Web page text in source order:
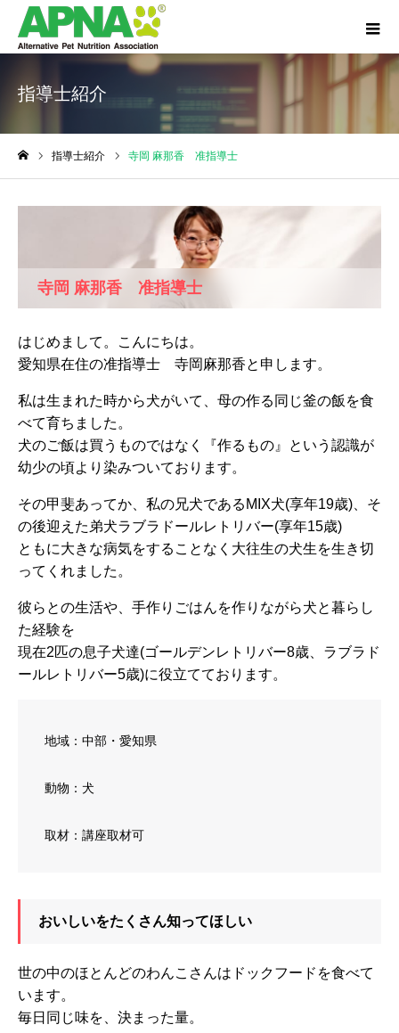
指導士紹介
指導士紹介 寺岡 麻那香 准指導士
寺岡 麻那香 准指導士
はじめまして。こんにちは。
愛知県在住の准指導士 寺岡麻那香と申します。
私は生まれた時から犬がいて、母の作る同じ釜の飯を食
べて育ちました。
犬のご飯は買うものではなく『作るもの』という認識が
幼少の頃より染みついております。
その甲斐あってか、私の兄犬であるMIX犬(享年19歳)、そ
の後迎えた弟犬ラブラドールレトリバー(享年15歳)
ともに大きな病気をすることなく大往生の犬生を生き切
ってくれました。
彼らとの生活や、手作りごはんを作りながら犬と暮らし
た経験を
現在2匹の息子犬達(ゴールデンレトリバー8歳、ラブラド
ールレトリバー5歳)に役立てております。
地域：中部・愛知県
動物：犬
取材：講座取材可
おいしいをたくさん知ってほしい
世の中のほとんどのわんこさんはドックフードを食べて
います。
毎日同じ味を、決まった量。